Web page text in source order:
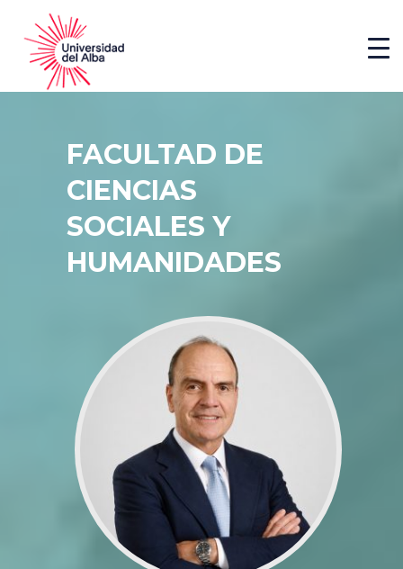
FACULTAD DE
CIENCIAS
SOCIALES Y
HUMANIDADES